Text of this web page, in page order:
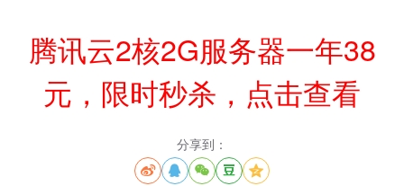
腾讯云2核2G服务器一年38
元，限时秒杀，点击查看
分享到：
    